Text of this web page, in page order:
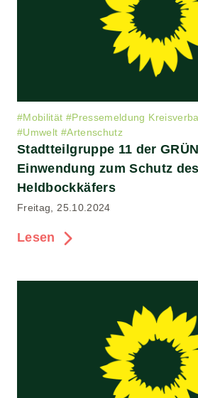
#Mobilität #Pressemeldung
#Umwelt #Artenschutz
Stadtteilgruppe 11 der
Einwendung zum Schutz des
Heldbockkäfers
Freitag, 25.10.2024
Lesen